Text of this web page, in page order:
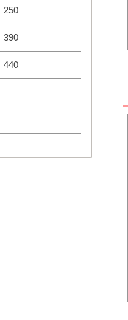
250
390
440